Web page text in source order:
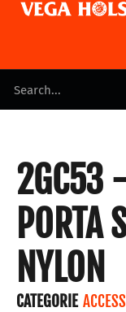
2GC53
PORTA
NYLON
CATEGORIE